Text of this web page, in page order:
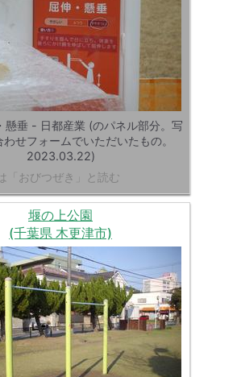
懸垂 - 日都産業 (のパネル部分。写
せフォームでいただいたもの。
2023.03.22)
「おびつぜき」と読む
堰の上公園
(千葉県 木更津市)